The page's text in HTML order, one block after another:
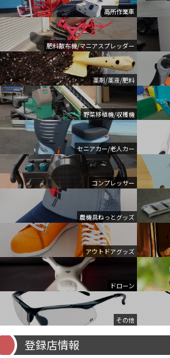
高所作業車
肥料散布機/マニアスプレッダー
薬剤/薬液/肥料
野菜移植機/収穫機
セニアカー/老人カー
コンプレッサー
農機具ねっとグッズ
アウトドアグッズ
ドローン
その他
登録店情報